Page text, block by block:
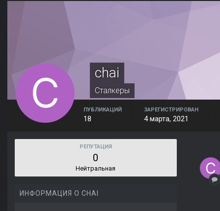
chai
Сталкеры
ПУБЛИКАЦИЙ
18
ЗАРЕГИСТРИРОВАН
4 марта, 2021
РЕПУТАЦИЯ
0
Нейтральная
ИНФОРМАЦИЯ О CHAI